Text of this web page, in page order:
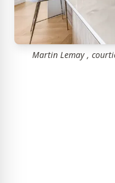
Martin Lemay ,